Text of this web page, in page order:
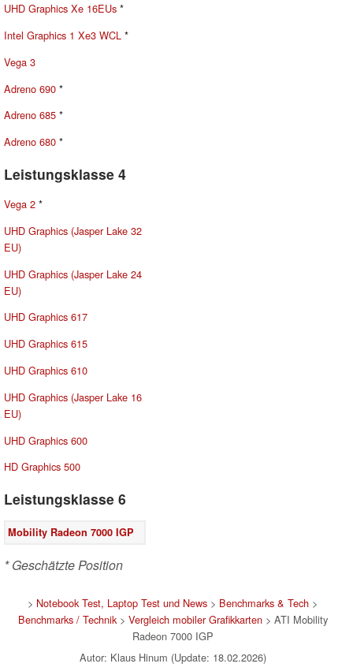
UHD Graphics Xe 16EUs *
Intel Graphics 1 Xe3 WCL *
Vega 3
Adreno 690 *
Adreno 685 *
Adreno 680 *
Leistungsklasse 4
Vega 2 *
UHD Graphics (Jasper Lake 32
EU)
UHD Graphics (Jasper Lake 24
EU)
UHD Graphics 617
UHD Graphics 615
UHD Graphics 610
UHD Graphics (Jasper Lake 16
EU)
UHD Graphics 600
HD Graphics 500
Leistungsklasse 6
Mobility Radeon 7000 IGP
* Geschätzte Position
> Notebook Test, Laptop Test und News > Benchmarks & Tech >
Benchmarks / Technik> Vergleich mobiler Grafikkarten> ATI Mobility
Radeon 7000 IGP
Autor: Klaus Hinum (Update: 18.02.2026)